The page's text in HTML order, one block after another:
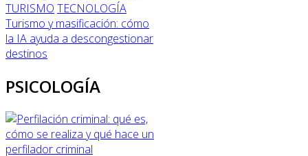
TURISMO TECNOLOGÍA
Turismo y masificación: cómo
la IA ayuda a descongestionar
destinos
PSICOLOGÍA